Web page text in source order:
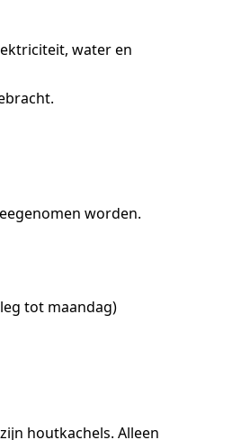
water en
worden.
tot maandag)
houtkachels. Alleen